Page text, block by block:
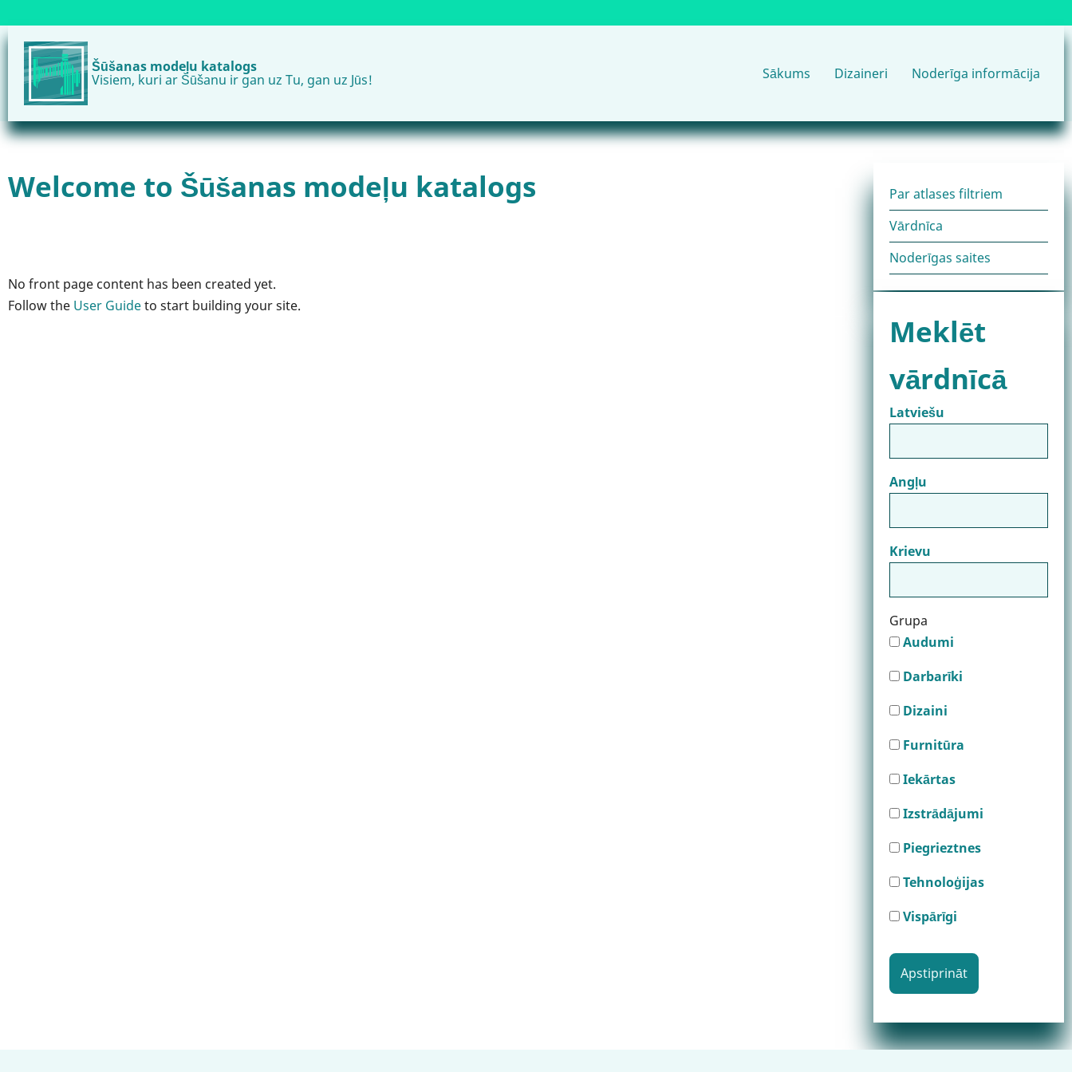
uz
galveno
saturu
Šūšanas modeļu katalogs
Visiem, kuri ar Šūšanu ir gan uz Tu, gan uz Jūs!
Main
navigation
Sākums Dizaineri Noderīga informācija
Welcome to Šūšanas modeļu katalogs
No front page content has been created yet.
Follow the User Guideto start building your site.
Noderīga
informācija
bloks
Par atlases filtriem
Vārdnīca
Noderīgas saites
Meklēt
vārdnīcā
Latviešu
Angļu
Krievu
Grupa
Audumi
Darbarīki
Dizaini
Furnitūra
Iekārtas
Izstrādājumi
Piegrieztnes
Tehnoloģijas
Vispārīgi